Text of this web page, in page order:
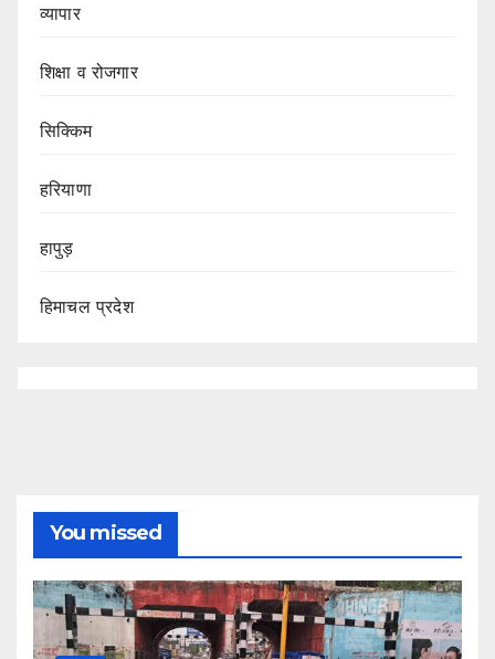
व्यापार
शिक्षा व रोजगार
सिक्किम
हरियाणा
हापुड़
हिमाचल प्रदेश
You missed